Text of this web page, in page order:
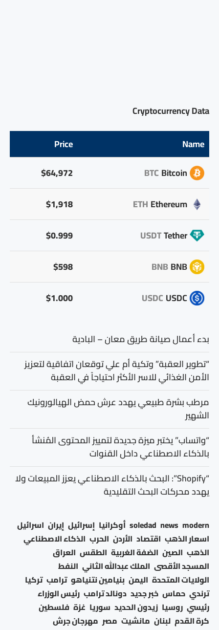
Cryptocurrency Data
Name
Price
Bitcoin
BTC
$64,972
Ethereum
ETH
$1,918
Tether
USDT
$0.999
BNB
BNB
$598
USDC
USDC
$1.000
بدء أعمال صيانة طريق معان – البادية
“تطوير العقبة” وتكية أم علي توقعان اتفاقية لتعزيز
الأمن الغذائي للاسر الأكثر احتياجاً في العقبة
مرطب بشرة طبيعي يهدد عرش حمض الهيالورونيك
الشهير
“واتساب” يختبر ميزة جديدة لتمييز المحتوى المُنشأ
بالذكاء الاصطناعي داخل القنوات
“Shopify”: البحث بالذكاء الاصطناعي يعزز المبيعات ولا
يهدد محركات البحث التقليدية
modern
news
soledad أوكرانيا إسرائيل إيران اسرائيل
اسعار الذهب اقتصاد الأردن الحرب الذكاء الاصطناعي
الذهب الصين الضفة الغربية الطقس العراق
المسجد الأقصى الملك عبدالله الثاني النفط
الولايات المتحدة اليمن بنيامين نتنياهو ترامب تركيا
ترندي حماس خبر جديد دونالد ترامب رئيس الوزراء
رئيسي روسيا زيدون الحديد سوريا غزة فلسطين
كرة القدم لبنان مانشيت مصر مهرجان جرش